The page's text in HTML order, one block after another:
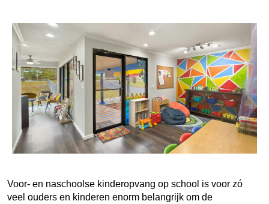
Voor- en naschoolse kinderopvang op school is voor zó
veel ouders en kinderen enorm belangrijk om de